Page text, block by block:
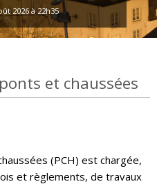
2026 à 22h35
et chaussées
(PCH) est chargée,
et règlements, de travaux